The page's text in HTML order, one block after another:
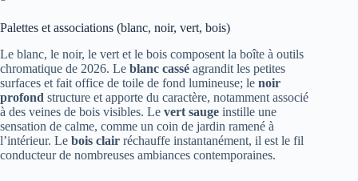
Palettes et associations (blanc, noir, vert, bois)
Le blanc, le noir, le vert et le bois composent la boîte à outils
chromatique de 2026. Le blanc cassé agrandit les petites
surfaces et fait office de toile de fond lumineuse; le noir
profond structure et apporte du caractère, notamment associé
à des veines de bois visibles. Le vert sauge instille une
sensation de calme, comme un coin de jardin ramené à
l’intérieur. Le bois clair réchauffe instantanément, il est le fil
conducteur de nombreuses ambiances contemporaines.